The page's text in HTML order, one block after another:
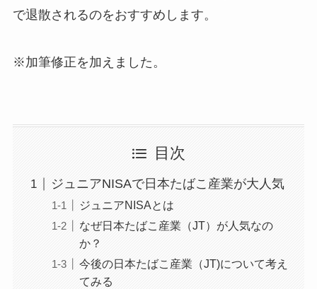
で退散されるのをおすすめ します。
※加筆修正を加えました。
目次
ジュニアNISAで日本たばこ産業が大人気
ジュニアNISAとは
なぜ日本たばこ産業（JT）が人気なの
か？
今後の日本たばこ産業（JT)について考え
てみる